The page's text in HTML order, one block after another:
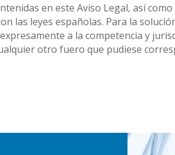
en este Aviso Legal, así
las leyes españolas. Para la
expresamente a la competencia y
otro fuero que pudiese